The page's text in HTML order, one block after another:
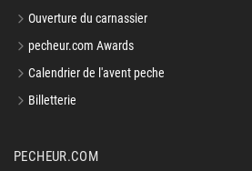
Ouverture du carnassier
pecheur.com Awards
Calendrier de l'avent peche
Billetterie
PECHEUR.COM